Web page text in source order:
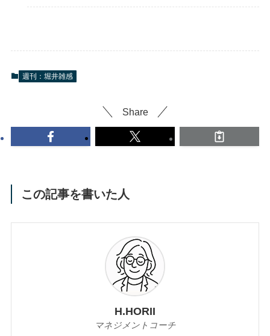
週刊：堀井雑感
Share
この記事を書いた人
H.HORII
マネジメントコーチ